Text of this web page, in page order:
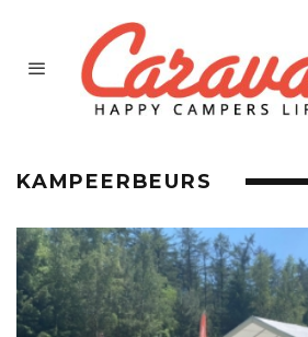
KAMPEERBEURS